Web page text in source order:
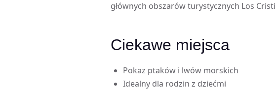
głównych obszarów turystycznych Los
Ciekawe miejsca
Pokaz ptaków i lwów morskich
Idealny dla rodzin z dziećmi